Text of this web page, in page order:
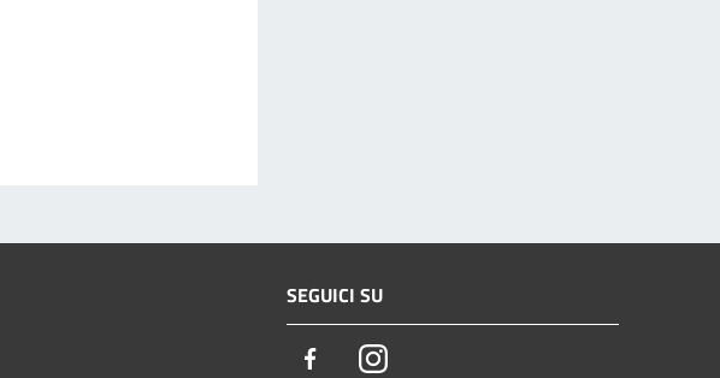
SEGUICI SU
FacebookInstagram